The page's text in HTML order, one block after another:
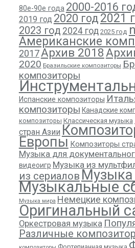
80е-90е года 2000-2016
2019 год 2020 год 2021
2023 год 2024 год 2025 год
Американские
2017Архив 2018
2020 Бразильские композиторы
композиторы
Испанские композиторы
композиторы Канадские
композиторы Классическая музыка
стран Азии
Европы Композиторы
Музыка для
видеоигр Музыка из
из сериалов Музыка
Музыкальные
Музыка мира Немецкие
Оригинальный
Оркестровая музыка
Различные